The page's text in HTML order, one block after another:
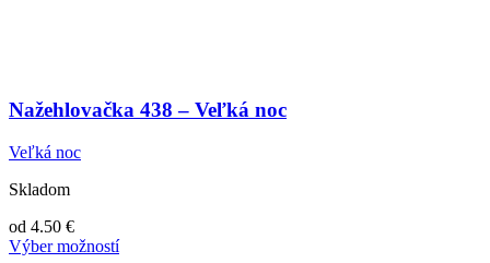
Nažehlovačka 438 – Veľká noc
Veľká noc
Skladom
od 4.50 €
Výber možností